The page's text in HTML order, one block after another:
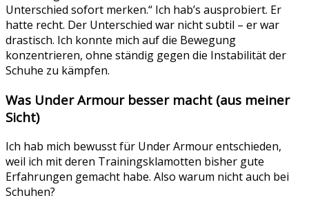
Unterschied sofort merken.“ Ich hab’s ausprobiert. Er
hatte recht. Der Unterschied war nicht subtil – er war
drastisch. Ich konnte mich auf die Bewegung
konzentrieren, ohne ständig gegen die Instabilität der
Schuhe zu kämpfen.
Was Under Armour besser macht (aus meiner
Sicht)
Ich hab mich bewusst für Under Armour entschieden,
weil ich mit deren Trainingsklamotten bisher gute
Erfahrungen gemacht habe. Also warum nicht auch bei
Schuhen?